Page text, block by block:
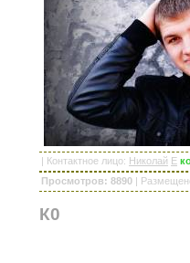
| Контактное лицо: Николай E
Просмотров: 8890 |
К0